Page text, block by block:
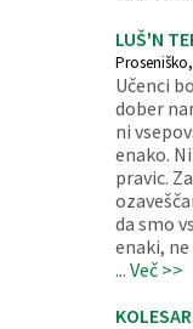
LUŠ'N
Učenci
dober
ni
enako.
pravic.
da smo
enaki,
... Več >>